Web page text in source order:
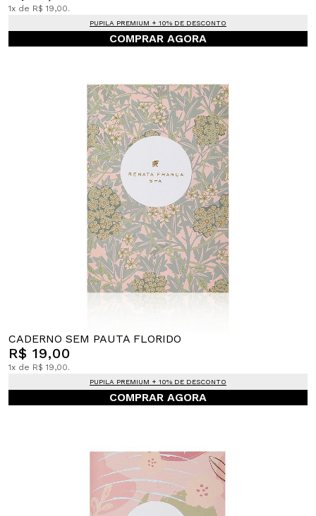
1x de R$ 19,00.
PUPILA PREMIUM + 10% DE DESCONTO
COMPRAR AGORA
CADERNO SEM PAUTA FLORIDO
R$ 19,00
1x de R$ 19,00.
PUPILA PREMIUM + 10% DE DESCONTO
COMPRAR AGORA